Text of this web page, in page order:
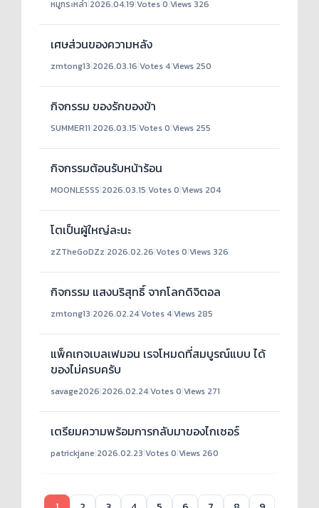
หมูกระหล่ำ 2026.04.19 Votes 0 Views 326
เศษส่วนของความหลัง
zmtong13 2026.03.16 Votes 4Views 250
กิจกรรม ของรักของข้า
SUMMER11 2026.03.15 Votes 0 Views 255
กิจกรรมต้อนรับหน้าร้อน
MOONLESSS 2026.03.15 Votes 0 Views 204
โตเป็นผู้ใหญ่ละนะ
zZTheGoDZz 2026.02.26 Votes 0 Views 326
กิจกรรม แสงบริสุทธิ์ จากโลกดิจิตอล
zmtong13 2026.02.24Votes 4Views 285
แพ็คเกจเบลเฟมอน เรจโหมดที่สมบูรณ์แบบ ได้
ของไม่ครบครับ
savage2026 2026.02.24Votes 0 Views 271
เตรียมความพร้อมการกลับมาของไกเซอร์
patrickjane 2026.02.23 Votes 0 Views 260